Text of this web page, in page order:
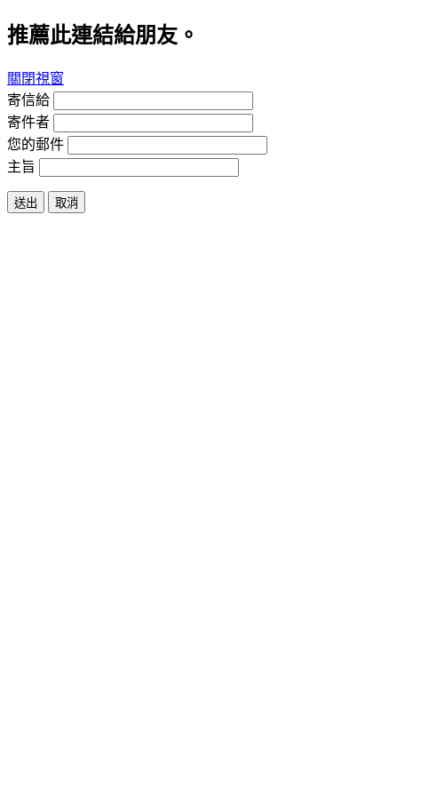
推薦此連結給朋友。
關閉視窗
寄信給
寄件者
您的郵件
主旨
送出 取消